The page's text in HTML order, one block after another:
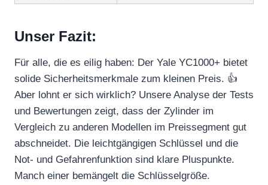
Unser Fazit:
Für alle, die es eilig haben: Der Yale YC1000+ bietet
solide Sicherheitsmerkmale zum kleinen Preis. 👍
Aber lohnt er sich wirklich? Unsere Analyse der Tests
und Bewertungen zeigt, dass der Zylinder im
Vergleich zu anderen Modellen im Preissegment gut
abschneidet. Die leichtgängigen Schlüssel und die
Not- und Gefahrenfunktion sind klare Pluspunkte.
Manch einer bemängelt die Schlüsselgröße.